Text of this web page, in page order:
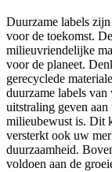
Duurzame labels
voor de toekomst.
milieuvriendelijke
voor de planeet.
gerecyclede
duurzame labels
uitstraling geven
milieubewust is. Dit
versterkt ook uw
duurzaamheid.
voldoen aan de